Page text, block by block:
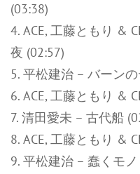
(03:38)
4. ACE, 工藤ともり &
夜 (02:57)
5. 平松建治 – バーン
6. ACE, 工藤ともり &
7. 清田愛未 – 古代船
8. ACE, 工藤ともり &
9. 平松建治 – 蠢くモノ